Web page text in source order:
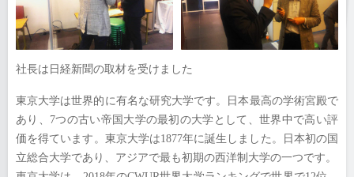
東京大学は世界的に有名な研究大学です。日本最高の学術宮殿で
あり、7つの古い帝国大学の最初の大学として、世界中で高い評
価を得ています。東京大学は1877年に誕生しました。日本初の国
立総合大学であり、アジアで最も初期の西洋制大学の一つです。
社長は日経新聞の取材を受けました